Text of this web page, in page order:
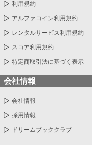
利用規約
アルファコイン利用規約
レンタルサービス利用規約
スコア利用規約
特定商取引法に基づく表示
会社情報
会社情報
採用情報
ドリームブッククラブ